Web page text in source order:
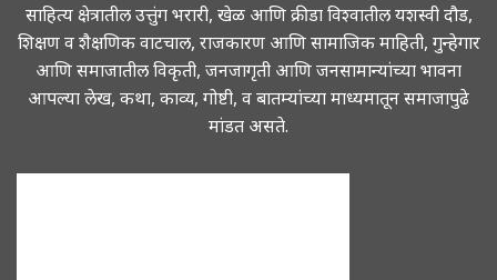
साहित्य क्षेत्रातील उत्तुंग भरारी, खेळ आणि क्रीडा विश्वातील यशस्वी दौड,
शिक्षण व शैक्षणिक वाटचाल, राजकारण आणि सामाजिक माहिती, गुन्हेगार
आणि समाजातील विकृती, जनजागृती आणि जनसामान्यांच्या भावना
आपल्या लेख, कथा, काव्य, गोष्टी, व बातम्यांच्या माध्यमातून समाजापुढे
मांडत असते.